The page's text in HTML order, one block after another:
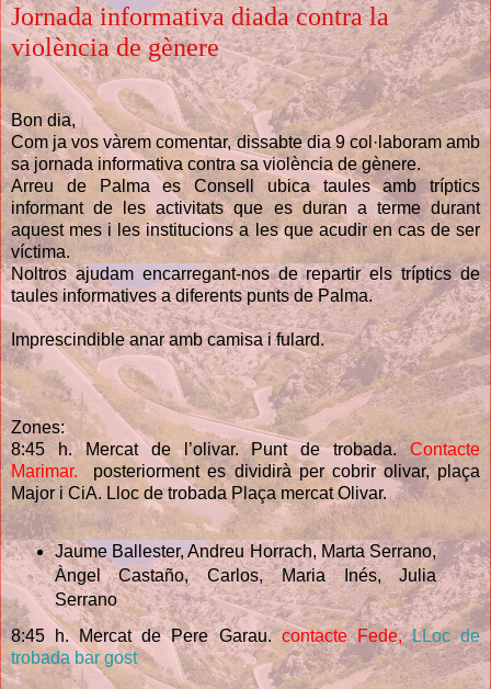
Jornada informativa diada contra la
violència de gènere
Bon dia,
Com ja vos vàrem comentar, dissabte dia 9 col·laboram amb
sa jornada informativa contra sa violència de gènere.
Arreu de Palma es Consell ubica taules amb tríptics
informant de les activitats que es duran a terme durant
aquest mes i les institucions a les que acudir en cas de ser
víctima.
Noltros ajudam encarregant-nos de repartir els tríptics de
taules informatives a diferents punts de Palma.
Imprescindible anar amb camisa i fulard.
Zones:
8:45 h. Mercat de l’olivar. Punt de trobada.Contacte
Marimar. posteriorment es dividirà per cobrir olivar, plaça
Major i CiA. Lloc de trobada Plaça mercat Olivar.
Jaume Ballester, Andreu Horrach, Marta Serrano,
Àngel Castaño, Carlos, Maria Inés, Julia
Serrano
8:45 h. Mercat de Pere Garau.contacte Fede,LLoc de
trobada bar gost